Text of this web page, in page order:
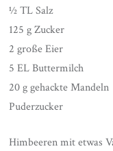
½ TL Salz
125 g Zucker
2 große Eier
5 EL Buttermilch
20 g gehackte Mandeln
Puderzucker
Himbeeren mit etwas